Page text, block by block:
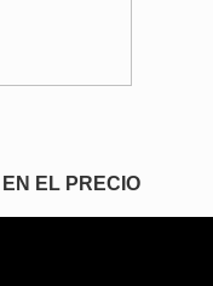
EL PRECIO